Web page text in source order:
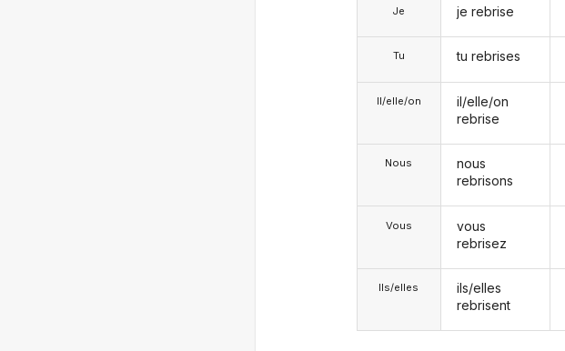
Je
Tu
Il/elle/on
Nous
Vous
Ils/elles
je rebrise
tu rebrises
il/elle/on
rebrise
nous
rebrisons
vous
rebrisez
ils/elles
rebrisent